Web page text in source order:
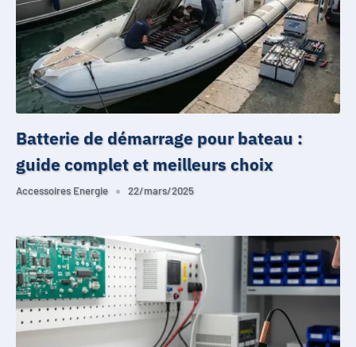
Batterie de démarrage pour bateau :
guide complet et meilleurs choix
Accessoires Energie 22/mars/2025